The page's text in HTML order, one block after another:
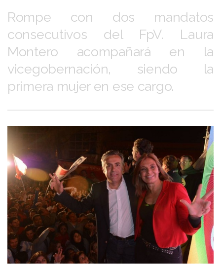
Rompe con dos mandatos
consecutivos del FpV. Laura
Montero acompañará en la
vicegobernación, siendo la
primera mujer en ese cargo.